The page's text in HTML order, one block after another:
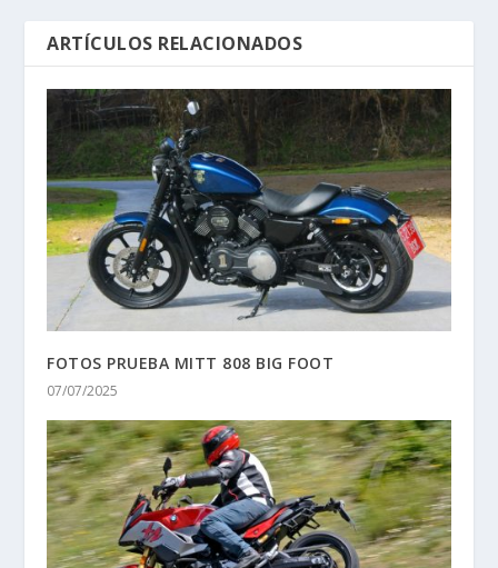
ARTÍCULOS RELACIONADOS
FOTOS PRUEBA MITT 808 BIG FOOT
07/07/2025